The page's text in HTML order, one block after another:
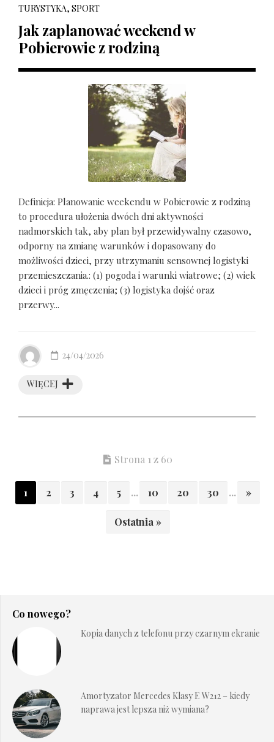
TURYSTYKA, SPORT
Jak zaplanować weekend w
Pobierowie z rodziną
Definicja: Planowanie weekendu w Pobierowie z rodziną
to procedura ułożenia dwóch dni aktywności
nadmorskich tak, aby plan był przewidywalny czasowo,
odporny na zmianę warunków i dopasowany do
możliwości dzieci, przy utrzymaniu sensownej logistyki
przemieszczania.: (1) pogoda i warunki wiatrowe; (2) wiek
dzieci i próg zmęczenia; (3) logistyka dojść oraz
przerwy...
WIĘCEJ
24/04/2026
Strona 1 z 60
1 2 3 4 5 ... 10 20 30 ... »
Ostatnia »
Co nowego?
Kopia danych z telefonu przy czarnym ekranie
Amortyzator Mercedes Klasy E W212 – kiedy
naprawa jest lepsza niż wymiana?